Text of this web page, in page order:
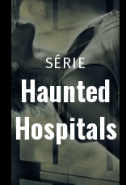
SÉRIE
Haunted
Hospitals